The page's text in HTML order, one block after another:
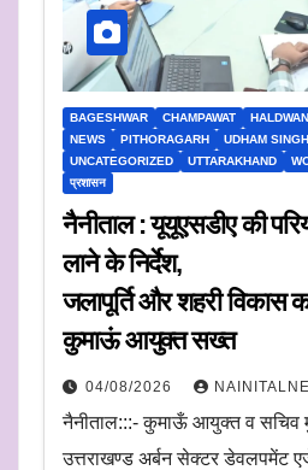
BAGESHWAR CHAMPAWAT
NEWS
PITHORAGARH
UDHAM
UNCATEGORIZED
UTTARAKHAND
प्रशासन
नैनीताल : यूयूएसडीए की
लाने के निर्देश,
जलापूर्ति और शहरी विकास
कुमाऊं आयुक्त सख्त
04/08/2026
नैनीताल:::- कुमाऊँ आयुक्त व सचिव
उत्तराखण्ड अर्बन सेक्टर डेवलपमेंट